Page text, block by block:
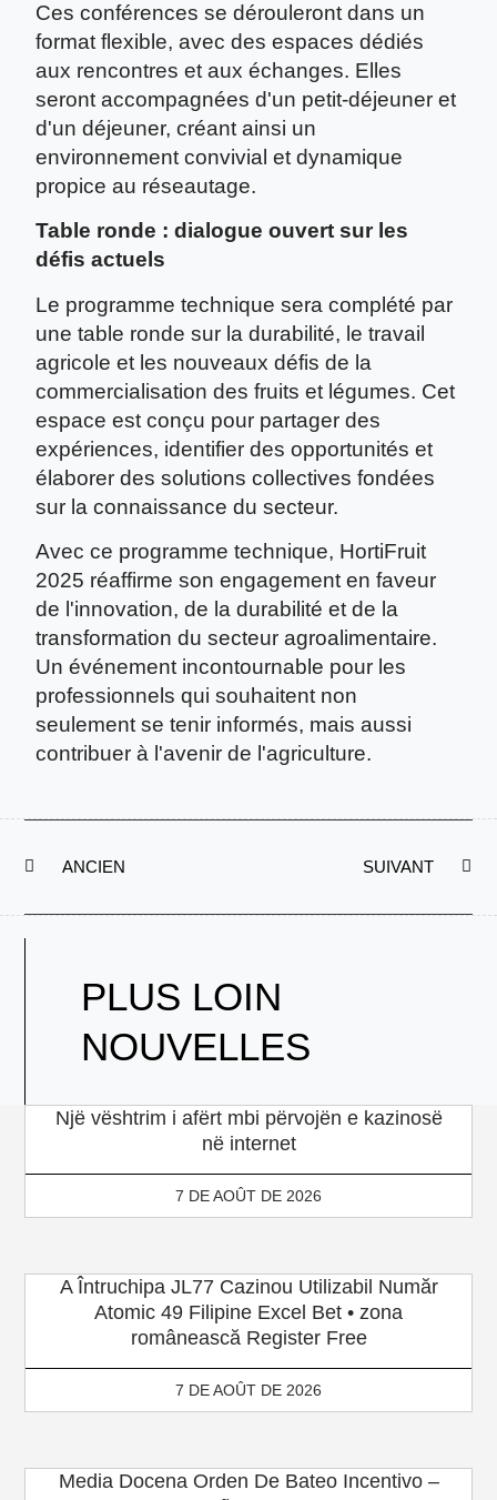
Ces conférences se dérouleront dans un
format flexible, avec des espaces dédiés
aux rencontres et aux échanges. Elles
seront accompagnées d'un petit-déjeuner et
d'un déjeuner, créant ainsi un
environnement convivial et dynamique
propice au réseautage.
Table ronde : dialogue ouvert sur les
défis actuels
Le programme technique sera complété par
une table ronde sur la durabilité, le travail
agricole et les nouveaux défis de la
commercialisation des fruits et légumes. Cet
espace est conçu pour partager des
expériences, identifier des opportunités et
élaborer des solutions collectives fondées
sur la connaissance du secteur.
Avec ce programme technique, HortiFruit
2025 réaffirme son engagement en faveur
de l'innovation, de la durabilité et de la
transformation du secteur agroalimentaire.
Un événement incontournable pour les
professionnels qui souhaitent non
seulement se tenir informés, mais aussi
contribuer à l'avenir de l'agriculture.
ANCIEN SUIVANT
PLUS LOIN
NOUVELLES
Një vështrim i afërt mbi përvojën e kazinosë
në internet
7 DE AOÛT DE 2026
A Întruchipa JL77 Cazinou Utilizabil Număr
Atomic 49 Filipine Excel Bet • zona
românească Register Free
7 DE AOÛT DE 2026
Media Docena Orden De Bateo Incentivo –